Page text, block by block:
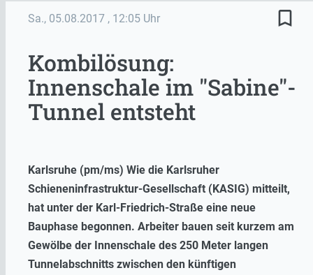
Sa., 05.08.2017 , 12:05 Uhr bookmark_border
Kombilösung:
Innenschale im "Sabine"-
Tunnel entsteht
Karlsruhe (pm/ms) Wie die Karlsruher
Schieneninfrastruktur-Gesellschaft (KASIG) mitteilt,
hat unter der Karl-Friedrich-Straße eine neue
Bauphase begonnen. Arbeiter bauen seit kurzem am
Gewölbe der Innenschale des 250 Meter langen
Tunnelabschnitts zwischen den künftigen